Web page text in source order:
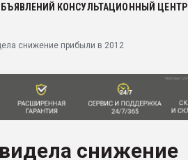
КОНСУЛЬТАЦИОННЫЙ ЦЕНТР
снижение прибыли в 2012
снижение